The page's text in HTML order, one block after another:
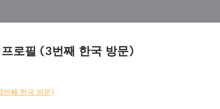
로필 (3번째 한국 방문)
번째 한국 방문)